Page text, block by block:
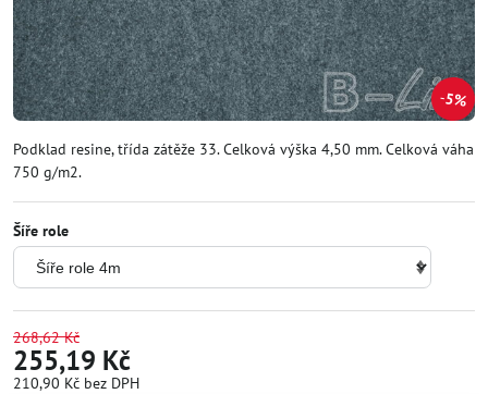
5%
Podklad resine, třída zátěže 33. Celková výška 4,50 mm. Celková váha
750 g/m2.
Šíře role
268,62 Kč
255,19 Kč
210,90 Kč bez DPH